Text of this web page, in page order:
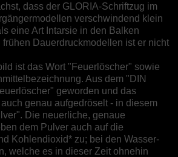
dass der GLORIA-Schriftzug im
verschwindend klein
eine Art Intarsie in den Balken
frühen Dauerdruckmodellen ist er nicht
ist das Wort "Feuerlöscher" sowie
Aus dem "DIN
geworden und das
genau aufgedröselt - in diesem
Die neuerliche, genaue
dem Pulver auch auf die
Kohlendioxid* zu; bei den Wasser-
welche es in dieser Zeit ohnehin